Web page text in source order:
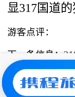
显317国道的
游客点评：
下一条信息：
上一条信息：去